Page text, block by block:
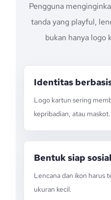
Pengguna
tanda yang playful,
bukan hanya logo
Identitas
Logo kartun sering
kepribadian, atau maskot.
Bentuk siap sosial
Lencana dan ikon harus
ukuran kecil.